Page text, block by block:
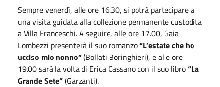
Sempre venerdì, alle ore 16.30, si potrà partecipare a
una visita guidata alla collezione permanente custodita
a Villa Franceschi. A seguire, alle ore 17.00, Gaia
Lombezzi presenterà il suo romanzo“L’estate che ho
ucciso mio nonno”(Bollati Boringhieri), e alle ore
19.00 sarà la volta di Erica Cassano con il suo libro“La
Grande Sete”(Garzanti).